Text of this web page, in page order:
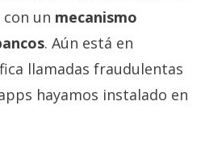
un mecanismo
. Aún está en
llamadas fraudulentas
hayamos instalado en